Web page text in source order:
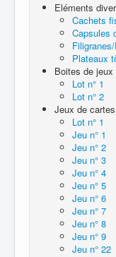
Eléments
Cachets
Capsules
Plateaux
Boites de jeux
Lot n° 1
Lot n° 2
Jeux de
Lot n° 1
Jeu n° 1
Jeu n° 2
Jeu n° 3
Jeu n° 4
Jeu n° 5
Jeu n° 6
Jeu n° 7
Jeu n° 8
Jeu n° 9
Jeu n° 22